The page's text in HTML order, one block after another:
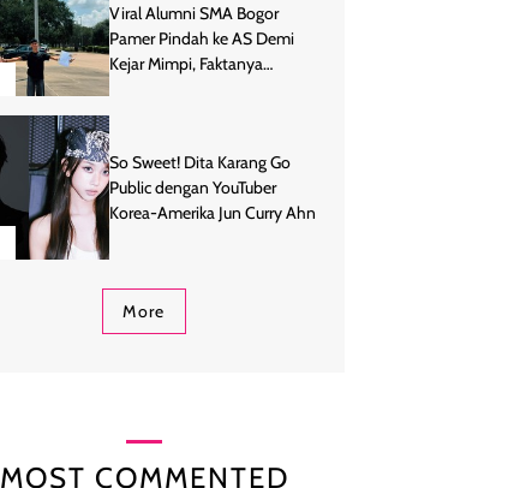
Viral Alumni SMA Bogor
Pamer Pindah ke AS Demi
Kejar Mimpi, Faktanya
So Sweet! Dita Karang Go
Public dengan YouTuber
Korea-Amerika Jun Curry Ahn
More
MOST COMMENTED